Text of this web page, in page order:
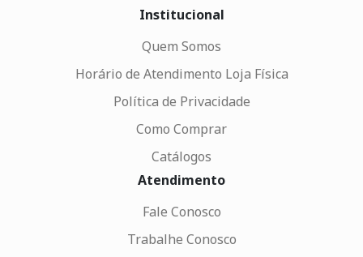
Institucional
Quem Somos
Horário de Atendimento Loja Física
Política de Privacidade
Como Comprar
Catálogos
Atendimento
Fale Conosco
Trabalhe Conosco